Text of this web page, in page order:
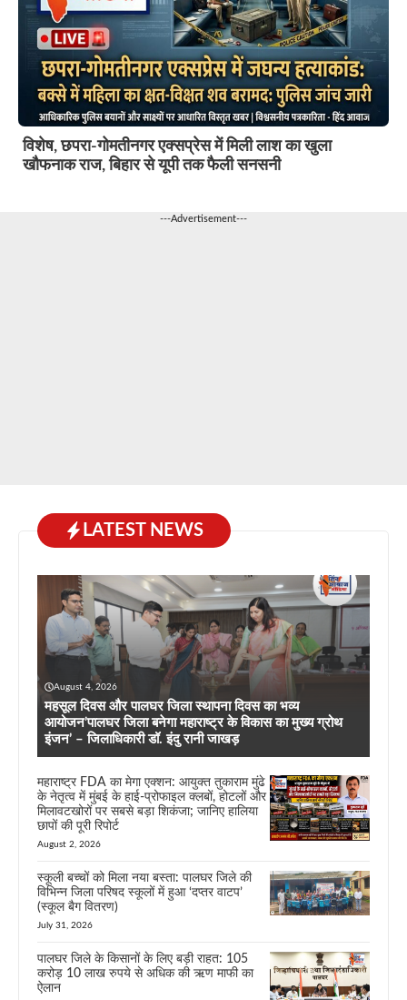
विशेष, छपरा-गोमतीनगर एक्सप्रेस में मिली लाश का खुला
खौफनाक राज, बिहार से यूपी तक फैली सनसनी
---Advertisement---
LATEST NEWS
August 4, 2026
महसूल दिवस और पालघर जिला स्थापना दिवस का भव्य
आयोजन’पालघर जिला बनेगा महाराष्ट्र के विकास का मुख्य ग्रोथ
इंजन’ – जिलाधिकारी डॉ. इंदु रानी जाखड़
महाराष्ट्र FDA का मेगा एक्शन: आयुक्त तुकाराम मुंढे
के नेतृत्व में मुंबई के हाई-प्रोफाइल क्लबों, होटलों और
मिलावटखोरों पर सबसे बड़ा शिकंजा; जानिए हालिया
छापों की पूरी रिपोर्ट
August 2, 2026
स्कूली बच्चों को मिला नया बस्ता: पालघर जिले की
विभिन्न जिला परिषद स्कूलों में हुआ ‘दप्तर वाटप’
(स्कूल बैग वितरण)
July 31, 2026
पालघर जिले के किसानों के लिए बड़ी राहत: 105
करोड़ 10 लाख रुपये से अधिक की ऋण माफी का
ऐलान